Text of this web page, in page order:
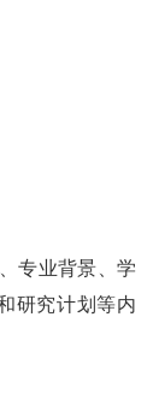
专业背景、学
研究计划等内